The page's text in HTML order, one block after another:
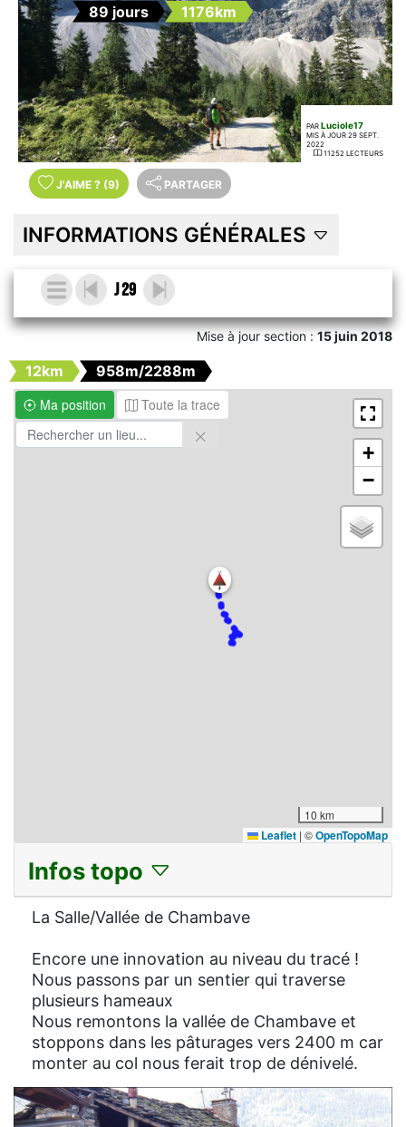
89 jours 1176km
PAR Luciole17
MIS À JOUR 29 SEPT.
2022
11252 LECTEURS
J'AIME ? (9) PARTAGER
INFORMATIONS GÉNÉRALES
J 29
Mise à jour section :15 juin 2018
12km
958m/2288m
Ma position
Toute la trace
+
−
10 km
Leaflet | ©OpenTopoMap
Infos topo
La Salle/Vallée de Chambave
Encore une innovation au niveau du tracé !
Nous passons par un sentier qui traverse
plusieurs hameaux
Nous remontons la vallée de Chambave et
stoppons dans les pâturages vers 2400 m car
monter au col nous ferait trop de dénivelé.